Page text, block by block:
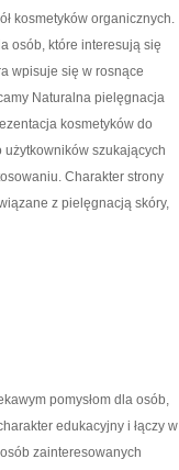
kosmetyków organicznych.
osób, które interesują się
wpisuje się w rosnące
Naturalna pielęgnacja
kosmetyków do
użytkowników szukających
Charakter strony
z pielęgnacją skóry,
pomysłom dla osób,
edukacyjny i łączy w
zainteresowanych